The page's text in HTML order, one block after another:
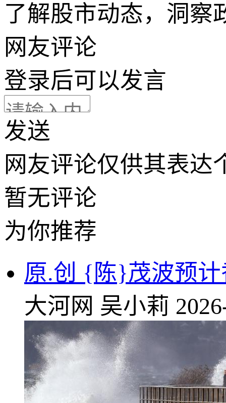
了解股市动态，洞察
网友评论
登录后可以发言
发送
网友评论仅供其表达
暂无评论
为你推荐
原.创 {陈}茂波预
大河网 吴小莉